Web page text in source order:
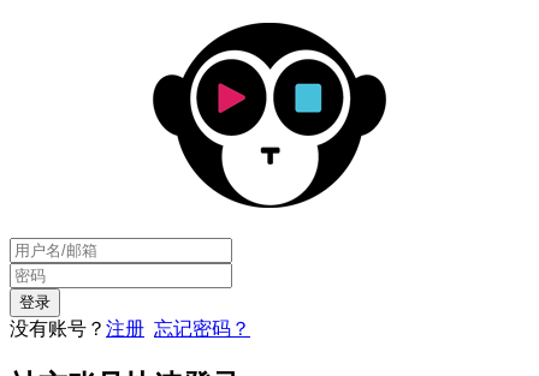
没有账号？ 注册 忘记密码？